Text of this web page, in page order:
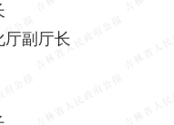
厅副厅长